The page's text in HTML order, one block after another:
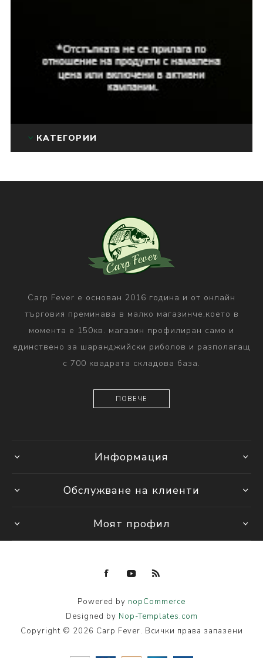
КАТЕГОРИИ
Carp Fever е основан 2016 година и от онлайн
търговия преминава в малко магазинче,което в
момента е 150кв. магазин профилиран само и
единствено за шаранджийски риболов и разполагащ
с 700 квадрата складова база.
ПОВЕЧЕ
Информация
Обслужване на клиенти
Моят профил
Powered by nopCommerce
Designed by Nop-Templates.com
Copyright © 2026 Carp Fever. Всички права запазени